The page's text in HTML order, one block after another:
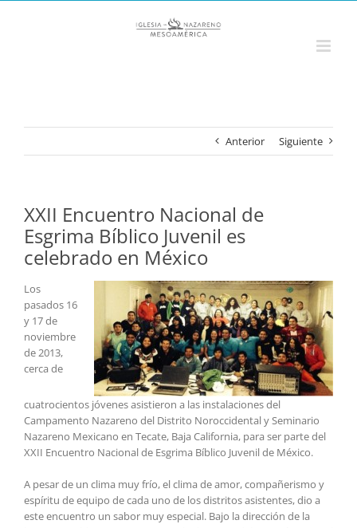
Anterior Siguiente
XXII Encuentro Nacional de
Esgrima Bíblico Juvenil es
celebrado en México
Los
pasados 16
y 17 de
noviembre
de 2013,
cerca de
cuatrocientos jóvenes asistieron a las instalaciones del
Campamento Nazareno del Distrito Noroccidental y Seminario
Nazareno Mexicano en Tecate, Baja California, para ser parte del
XXII Encuentro Nacional de Esgrima Bíblico Juvenil de México.
A pesar de un clima muy frío, el clima de amor, compañerismo y
espíritu de equipo de cada uno de los distritos asistentes, dio a
este encuentro un sabor muy especial. Bajo la dirección de la